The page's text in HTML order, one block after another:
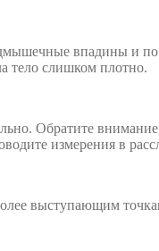
впадины и
тело слишком плотно.
Обратите
измерения в
выступающим